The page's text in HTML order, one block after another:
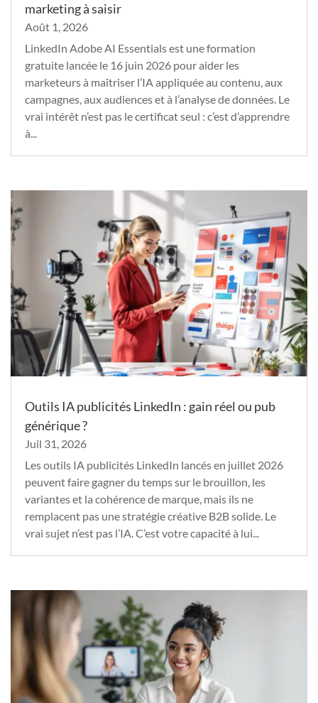
marketing à saisir
Août 1, 2026
LinkedIn Adobe AI Essentials est une formation
gratuite lancée le 16 juin 2026 pour aider les
marketeurs à maîtriser l’IA appliquée au contenu, aux
campagnes, aux audiences et à l’analyse de données. Le
vrai intérêt n’est pas le certificat seul : c’est d’apprendre
à...
Outils IA publicités LinkedIn : gain réel ou pub
générique ?
Juil 31, 2026
Les outils IA publicités LinkedIn lancés en juillet 2026
peuvent faire gagner du temps sur le brouillon, les
variantes et la cohérence de marque, mais ils ne
remplacent pas une stratégie créative B2B solide. Le
vrai sujet n’est pas l’IA. C’est votre capacité à lui...